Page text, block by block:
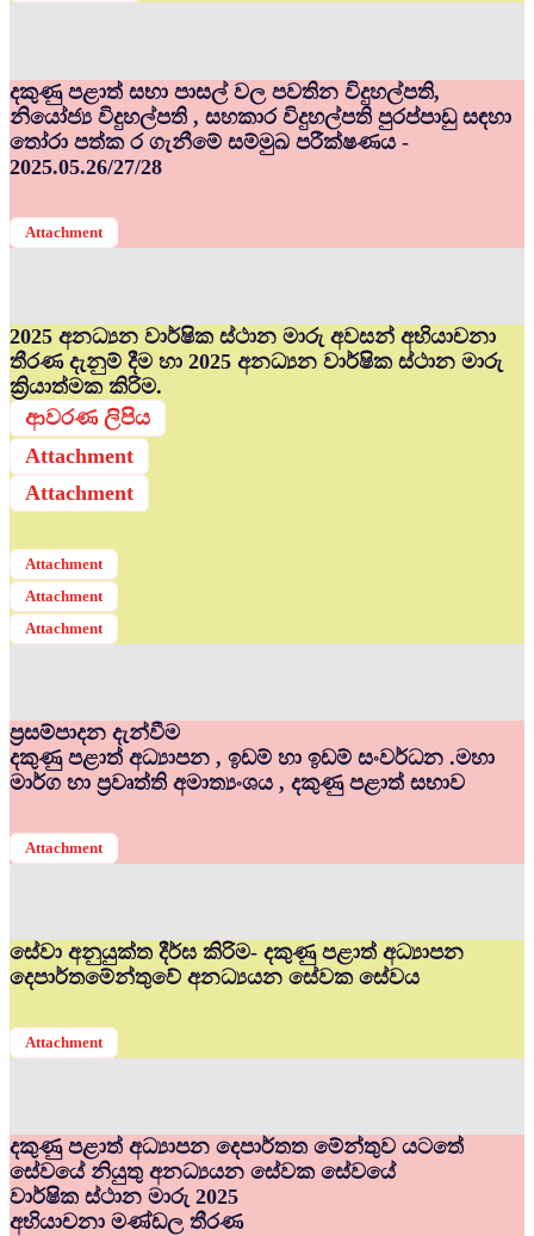
දකුණු පළාත් සභා පාසල් වල පවතින විදුහල්පති,
නියෝජ්‍ය විදුහල්පති , සහකාර විදුහල්පති පුරප්පාඩු සඳහා
තෝරා පත්ක ර ගැනීමේ සම්මුඛ පරීක්ෂණය -
2025.05.26/27/28
Attachment
2025 අනධ්‍යන වාර්ෂික ස්ථාන මාරු අවසන් අභියාචනා
තීරණ දැනුම් දීම හා 2025 අනධ්‍යන වාර්ෂික ස්ථාන මාරු
ක්‍රියාත්මක කිරිම.
ආවරණ ලිපිය
Attachment
Attachment
Attachment
Attachment
Attachment
ප්‍රසම්පාදන දැන්වීම
දකුණු පළාත් අධ්‍යාපන , ඉඩම් හා ඉඩම් සංවර්ධන .මහා
මාර්ග හා ප්‍රවෘත්ති අමාත්‍යංශය , දකුණු පළාත් සභාව
Attachment
සේවා අනුයුක්ත දීර්ඝ කිරිම- දකුණු පළාත් අධ්‍යාපන
දෙපාර්තමේන්තුවේ අනධ්‍යයන සේවක සේවය
Attachment
දකුණු පළාත් අධ්‍යාපන දෙපාර්තත මේන්තුව යටතේ
සේවයේ නියුතු අනධ්‍යයන සේවක සේවයේ
වාර්ෂික ස්ථාන මාරු 2025
අභියාචනා මණ්ඩල තීරණ